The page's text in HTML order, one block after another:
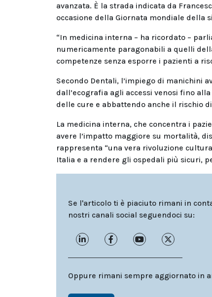
avanzata. È la strada indicata da
occasione della Giornata mondiale della
“In medicina interna – ha ricordato –
numericamente paragonabili a quelli
competenze senza esporre i pazienti a
Secondo Dentali, l’impiego di manichini
dall’ecografia agli accessi venosi fino
delle cure e abbattendo anche il rischio
La medicina interna, che concentra i
avere l’impatto maggiore su mortalità,
rappresenta “una vera rivoluzione
Italia e a rendere gli ospedali più sicuri,
Se l'articolo ti è piaciuto rimani in
nostri canali social seguendoci su:
Oppure rimani sempre aggiornato in